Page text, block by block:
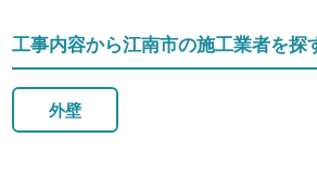
工事内容から江南市の施工業者を探
外壁